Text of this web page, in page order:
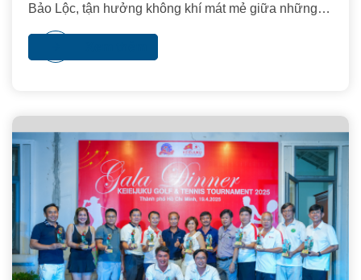
Bảo Lộc, tận hưởng không khí mát mẻ giữa những
ngày hè. Thành phố Bảo Lộc có độ cao trung bình là
nguyên Di Linh, cách trung tâm Thành phố Hồ Chí
Nam (SKBA) như anh Trần Quốc Bảo, Nguyễn
Thành Phương, anh Hồ Văn Đức, đặc biệt là anh
Cao Huy Phương và anh Đỗ Trần Khánh Ninh đi từ
Vũng Tàu lên.